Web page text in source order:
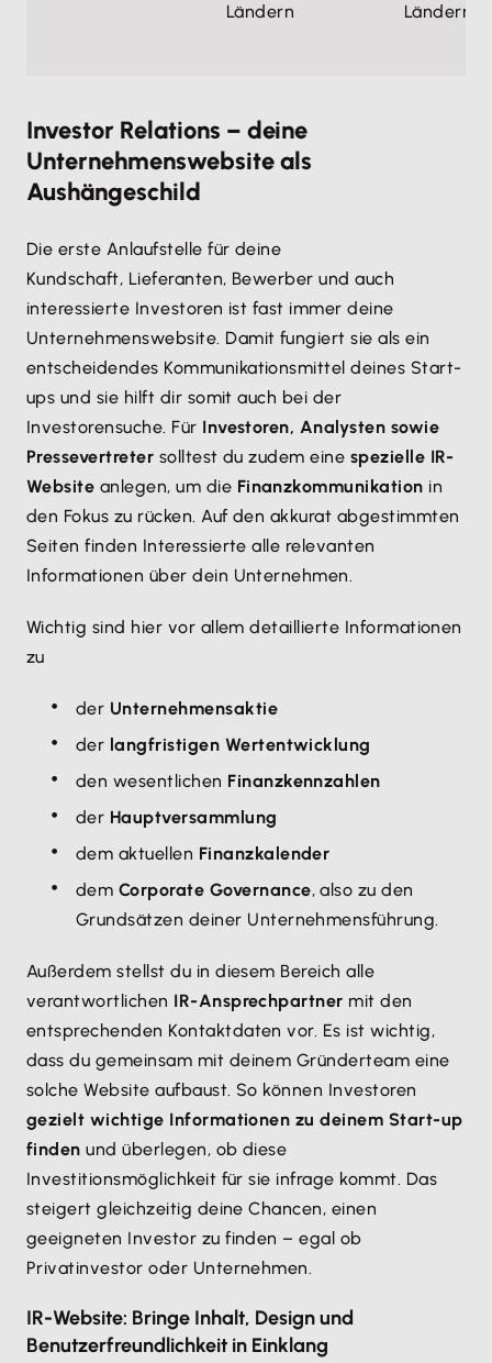
Ländern
Ländern
Investor Relations – deine
Unternehmenswebsite als
Aushängeschild
Die erste Anlaufstelle für deine
Kundschaft, Lieferanten, Bewerber und auch
interessierte Investoren ist fast immer deine
Unternehmenswebsite. Damit fungiert sie als ein
entscheidendes Kommunikationsmittel deines Start-
ups und sie hilft dir somit auch bei der
Investorensuche. Für Investoren, Analysten sowie
Pressevertreter solltest du zudem eine spezielle IR-
Website anlegen, um die Finanzkommunikation in
den Fokus zu rücken. Auf den akkurat abgestimmten
Seiten finden Interessierte alle relevanten
Informationen über dein Unternehmen.
Wichtig sind hier vor allem detaillierte Informationen
zu
der Unternehmensaktie
der langfristigen Wertentwicklung
den wesentlichen Finanzkennzahlen
der Hauptversammlung
dem aktuellen Finanzkalender
dem Corporate Governance, also zu den
Grundsätzen deiner Unternehmensführung.
Außerdem stellst du in diesem Bereich alle
verantwortlichen IR-Ansprechpartner mit den
entsprechenden Kontaktdaten vor. Es ist wichtig,
dass du gemeinsam mit deinem Gründerteam eine
solche Website aufbaust. So können Investoren
gezielt wichtige Informationen zu deinem Start-up
finden und überlegen, ob diese
Investitionsmöglichkeit für sie infrage kommt. Das
steigert gleichzeitig deine Chancen, einen
geeigneten Investor zu finden – egal ob
Privatinvestor oder Unternehmen.
IR-Website: Bringe Inhalt, Design und
Benutzerfreundlichkeit in Einklang